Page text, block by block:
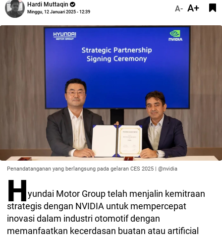
Hardi Muttaqin
Minggu, 12 Januari 2025 - 12:39 A- A+
Penandatanganan yang berlangsung pada gelaran CES 2025 | @nvidia
Hyundai Motor Group telah menjalin kemitraan
strategis dengan NVIDIA untuk mempercepat
inovasi dalam industri otomotif dengan
memanfaatkan kecerdasan buatan atau artificial